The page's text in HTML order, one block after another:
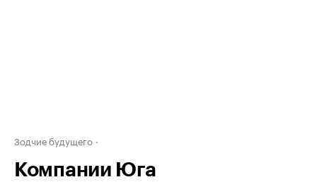
Зодчие будущего
Компании Юга